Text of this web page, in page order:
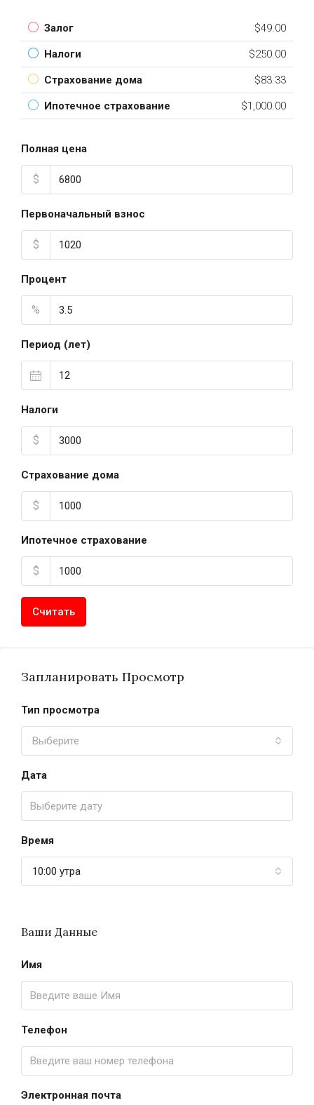
Залог $49.00
Налоги $250.00
Страхование дома $83.33
Ипотечное страхование $1,000.00
Полная цена
$
Первоначальный взнос
$
Процент
%
Период (лет)
Налоги
$
Страхование дома
$
Ипотечное страхование
$
Считать
Запланировать Просмотр
Тип просмотра
Выберите
Дата
Время
10:00 утра
Ваши Данные
Имя
Телефон
Электронная почта